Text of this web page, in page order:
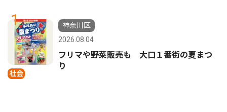
1
社会
神奈川区
2026.08.04
フリマや野菜販売も 大口１番街の夏まつ
り